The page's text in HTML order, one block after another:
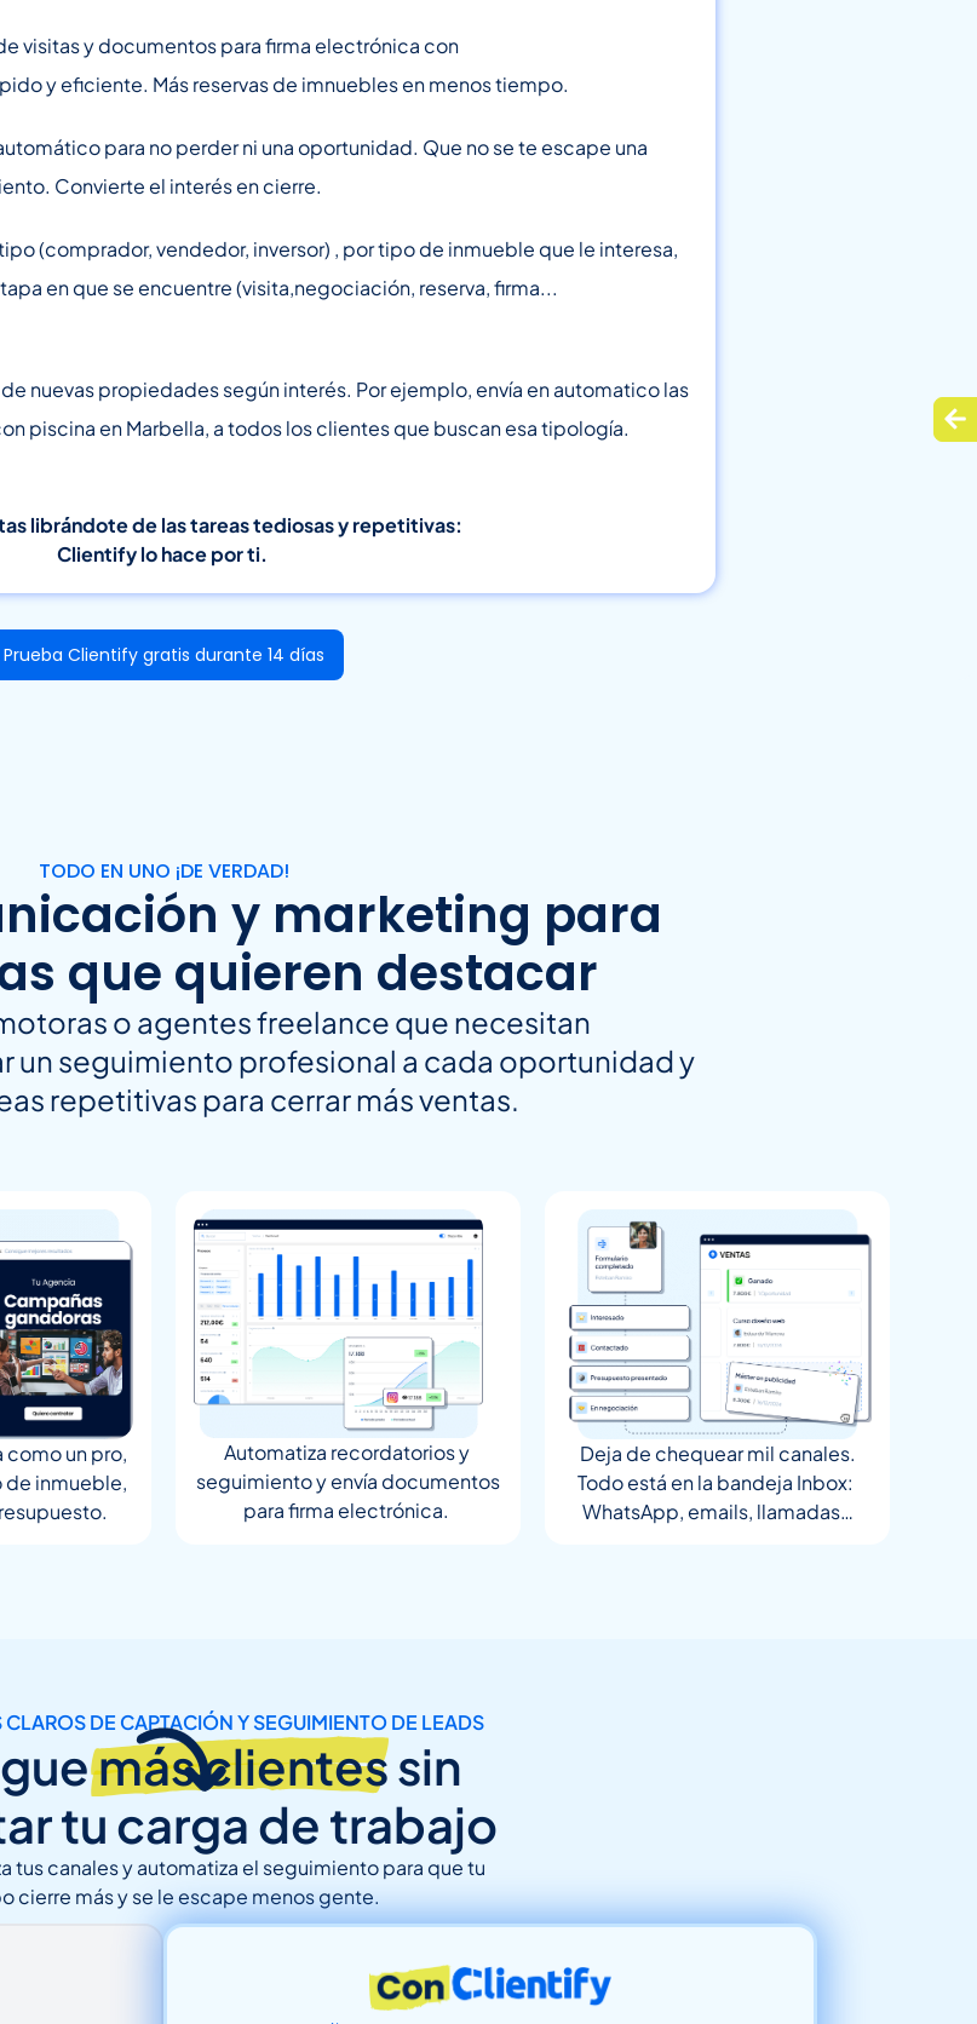
visitas y documentos para firma electrónica con
y eficiente. Más reservas de imnuebles en menos tiempo.
para no perder ni una oportunidad. Que no se te escape una
Convierte el interés en cierre.
(comprador, vendedor, inversor) , por tipo de inmueble que le interesa,
en que se encuentre (visita,negociación, reserva, firma...
de nuevas propiedades según interés. Por ejemplo, envía en automatico las
piscina en Marbella, a todos los clientes que buscan esa tipología.
librándote de las tareas tediosas y repetitivas:
Clientify lo hace por ti.
Prueba Clientify gratis durante 14 días
TODO EN UNO ¡DE VERDAD!
y marketing para
que quieren destacar
o agentes freelance que necesitan
un seguimiento profesional a cada oportunidad y
repetitivas para cerrar más ventas.
como un pro,
inmueble,
Automatiza recordatorios y
seguimiento y envía documentos
para firma electrónica.
Deja de chequear mil canales.
Todo está en la bandeja Inbox:
WhatsApp, emails, llamadas…
DE CAPTACIÓN Y SEGUIMIENTO DE LEADS
más clientessin
tu carga de trabajo
tus canales y automatiza el seguimiento para que tu
cierre más y se le escape menos gente.